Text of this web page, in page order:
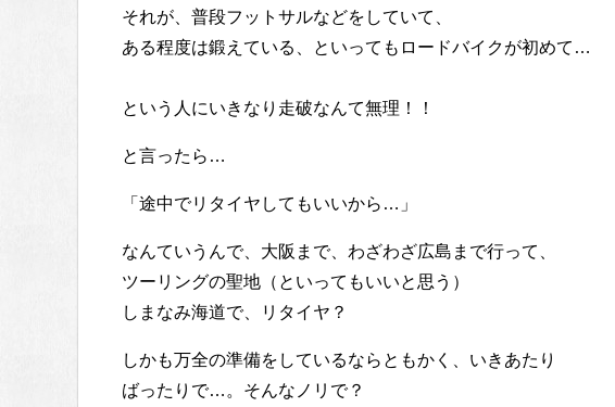
それが、普段フットサルなどをしていて、
ある程度は鍛えている、といってもロードバイクが初めて…
という人にいきなり走破なんて無理！！
と言ったら…
「途中でリタイヤしてもいいから…」
なんていうんで、大阪まで、わざわざ広島まで行って、
ツーリングの聖地（といってもいいと思う）
しまなみ海道で、リタイヤ？
しかも万全の準備をしているならともかく、いきあたり
ばったりで…。そんなノリで？